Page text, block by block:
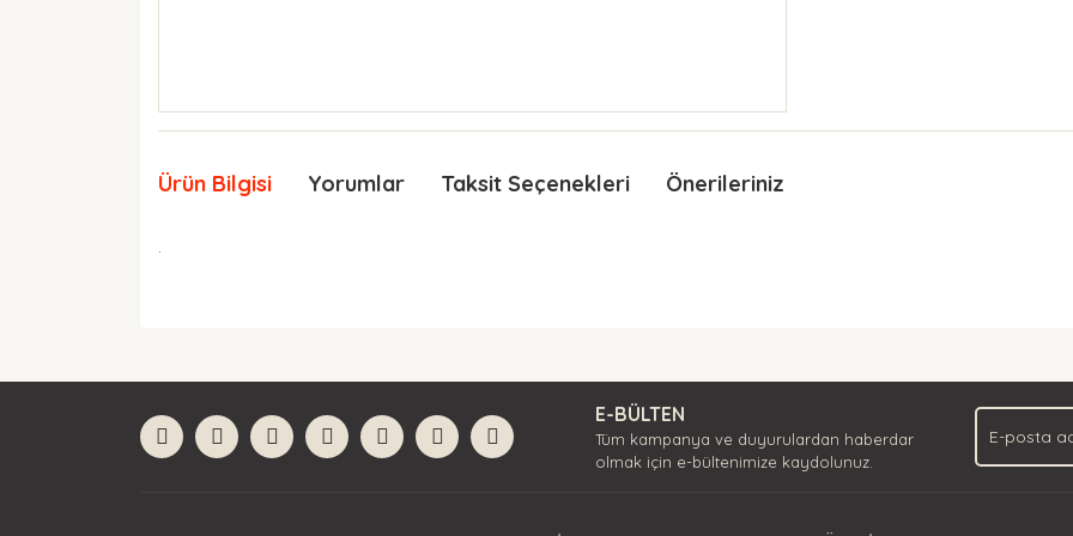
Ürün Bilgisi Yorumlar Taksit Seçenekleri Önerileriniz
Ürün açıklamasında eksik bilgiler bulunuyor.
E-BÜLTEN
Tüm kampanya ve duyurulardan haberdar
olmak için e-bültenimize kaydolunuz.